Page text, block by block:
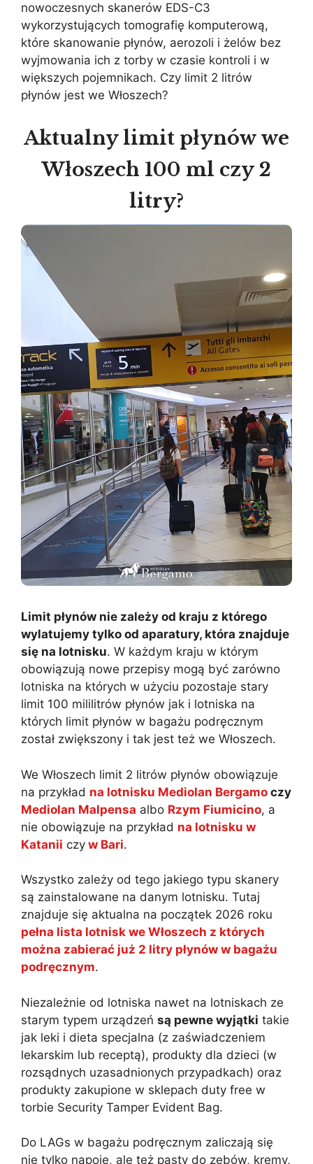
nowoczesnych skanerów EDS-C3
wykorzystujących tomografię komputerową,
które skanowanie płynów, aerozoli i żelów bez
wyjmowania ich z torby w czasie kontroli i w
większych pojemnikach. Czy limit 2 litrów
płynów jest we Włoszech?
Aktualny limit płynów we
Włoszech 100 ml czy 2
litry?
Limit płynów nie zależy od kraju z którego
wylatujemy tylko od aparatury, która znajduje
się na lotnisku. W każdym kraju w którym
obowiązują nowe przepisy mogą być zarówno
lotniska na których w użyciu pozostaje stary
limit 100 mililitrów płynów jak i lotniska na
których limit płynów w bagażu podręcznym
został zwiększony i tak jest też we Włoszech.
We Włoszech limit 2 litrów płynów obowiązuje
na przykład na lotnisku Mediolan Bergamo czy
Mediolan Malpensa albo Rzym Fiumicino, a
nie obowiązuje na przykład na lotnisku w
Katanii czy w Bari.
Wszystko zależy od tego jakiego typu skanery
są zainstalowane na danym lotnisku. Tutaj
znajduje się aktualna na początek 2026 roku
pełna lista lotnisk we Włoszech z których
można zabierać już 2 litry płynów w bagażu
podręcznym.
Niezależnie od lotniska nawet na lotniskach ze
starym typem urządzeń są pewne wyjątki takie
jak leki i dieta specjalna (z zaświadczeniem
lekarskim lub receptą), produkty dla dzieci (w
rozsądnych uzasadnionych przypadkach) oraz
produkty zakupione w sklepach duty free w
torbie Security Tamper Evident Bag.
Do LAGs w bagażu podręcznym zaliczają się
nie tylko napoje, ale też pasty do zębów, kremy,